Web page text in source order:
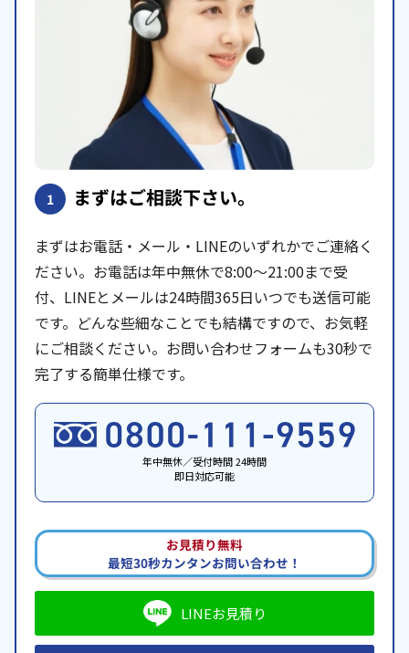
1 まずはご相談下さい。
まずはお電話・メール・LINEのいずれかでご連絡く
ださい。お電話は年中無休で8:00〜21:00まで受
付、LINEとメールは24時間365日いつでも送信可能
です。どんな些細なことでも結構ですので、お気軽
にご相談ください。お問い合わせフォームも30秒で
完了する簡単仕様です。
年中無休／受付時間 24時間
即日対応可能
お見積り無料
最短30秒カンタンお問い合わせ！
LINEお見積り